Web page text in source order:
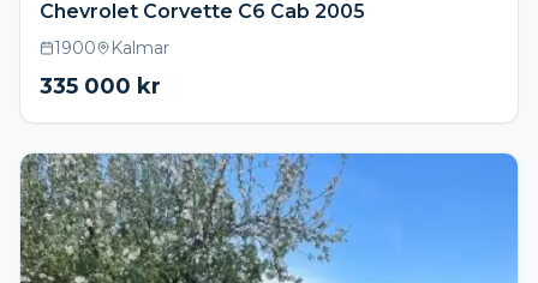
Chevrolet Corvette C6 Cab 2005
1900 Kalmar
335 000 kr